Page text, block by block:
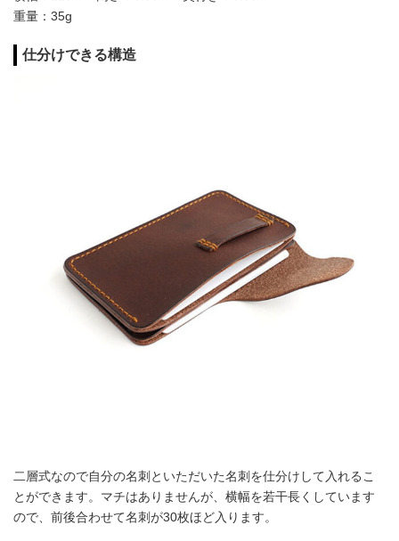
重量：35g
仕分けできる構造
二層式なので自分の名刺といただいた名刺を仕分けして入れるこ
とができます。マチはありませんが、横幅を若干長くしています
ので、前後合わせて名刺が30枚ほど入ります。